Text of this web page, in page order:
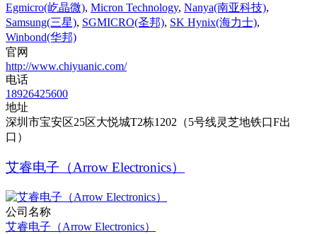
Egmicro(屹晶微), Micron Technology, Nanya(南亚科技),
Samsung(三星), SGMICRO(圣邦), SK Hynix(海力士),
Winbond(华邦)
官网
http://www.chiyuanic.com/
电话
18926425600
地址
深圳市宝安区25区大悦城T2栋1202（5号线灵芝地铁口F出
口）
艾睿电子（Arrow Electronics）
公司名称
艾睿电子（Arrow Electronics）